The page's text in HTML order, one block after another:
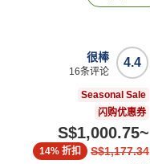
4.4
很棒
16条评论
Seasonal Sale
闪购优惠券
S$1,000.75~
S$1,177.34
14% 折扣